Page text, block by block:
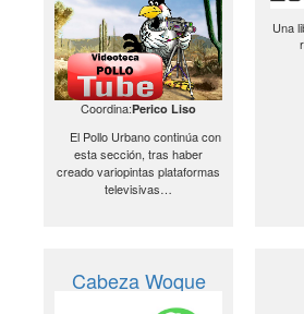
Coordina:Perico Liso
El Pollo Urbano continúa con
esta sección, tras haber
creado variopintas plataformas
televisivas…
Una
Cabeza Woque